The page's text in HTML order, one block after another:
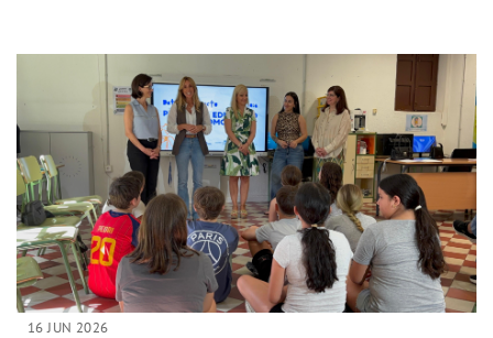
16 JUN 2026